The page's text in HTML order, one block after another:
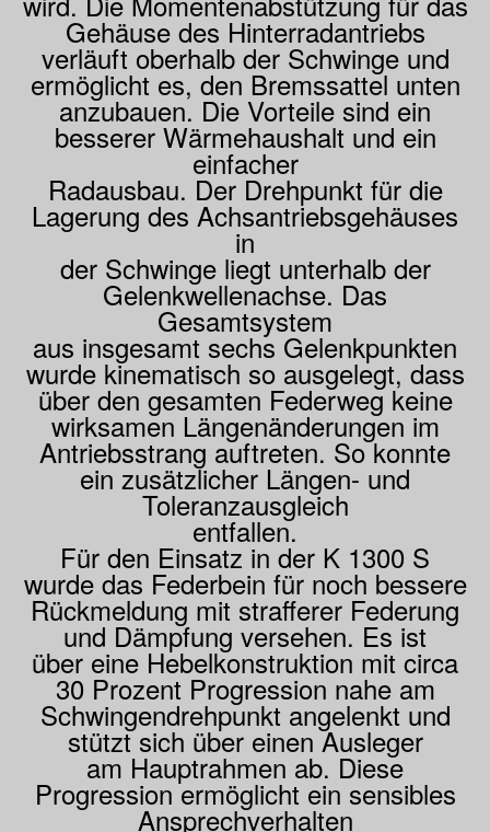
Gehäuse des Hinterradantriebs
verläuft oberhalb der Schwinge und
ermöglicht es, den Bremssattel unten
anzubauen. Die Vorteile sind ein
besserer Wärmehaushalt und ein
einfacher
Radausbau. Der Drehpunkt für die
Lagerung des Achsantriebsgehäuses
in
der Schwinge liegt unterhalb der
Gelenkwellenachse. Das
Gesamtsystem
aus insgesamt sechs Gelenkpunkten
wurde kinematisch so ausgelegt, dass
über den gesamten Federweg keine
wirksamen Längenänderungen im
Antriebsstrang auftreten. So konnte
ein zusätzlicher Längen- und
Toleranzausgleich
entfallen.
Für den Einsatz in der K 1300 S
wurde das Federbein für noch bessere
Rückmeldung mit strafferer Federung
und Dämpfung versehen. Es ist
über eine Hebelkonstruktion mit circa
30 Prozent Progression nahe am
Schwingendrehpunkt angelenkt und
stützt sich über einen Ausleger
am Hauptrahmen ab. Diese
Progression ermöglicht ein sensibles
Ansprechverhalten